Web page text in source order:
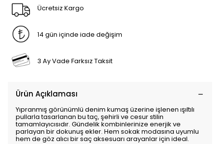
Ücretsiz Kargo
14 gün içinde iade değişim
3 Ay Vade Farksız Taksit
Ürün Açıklaması
Yıpranmış görünümlü denim kumaş üzerine işlenen ışıltılı
pullarla tasarlanan bu taç, şehirli ve cesur stilin
tamamlayıcısıdır. Gündelik kombinlerinize enerjik ve
parlayan bir dokunuş ekler. Hem sokak modasına uyumlu
hem de göz alıcı bir saç aksesuarı arayanlar için ideal.